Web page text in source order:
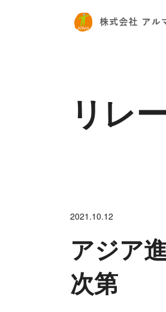
リレ
2021.10.12
アジア
次第